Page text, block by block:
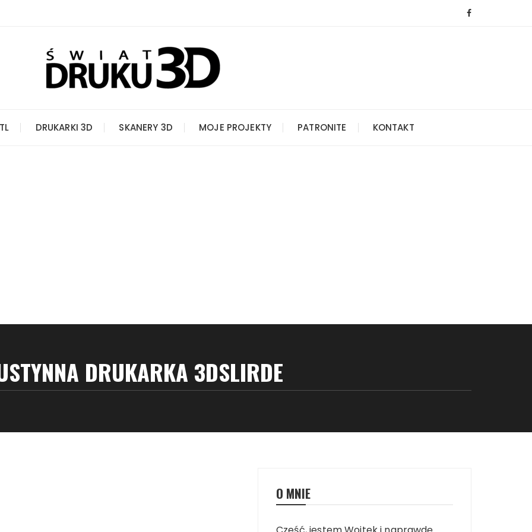
DRUKARKI 3D SKANERY 3D MOJE PROJEKTY PATRONITE KONTAKT
DRUKARKA 3DSLIRDE
O MNIE